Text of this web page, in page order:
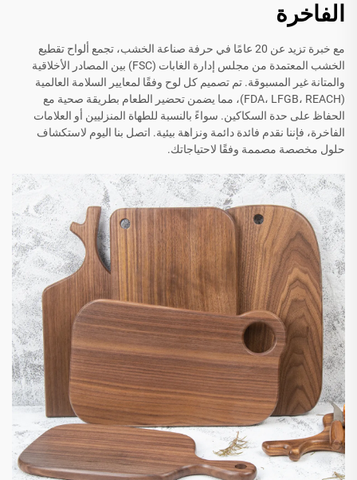
الفاخرة
مع خبرة تزيد عن 20 عامًا في حرفة صناعة الخشب، تجمع ألواح تقطيع
الخشب المعتمدة من مجلس إدارة الغابات (FSC) بين المصادر الأخلاقية
والمتانة غير المسبوقة. تم تصميم كل لوح وفقًا لمعايير السلامة العالمية
(FDA، LFGB، REACH)، مما يضمن تحضير الطعام بطريقة صحية مع
الحفاظ على حدة السكاكين. سواءً بالنسبة للطهاة المنزليين أو العلامات
الفاخرة، فإننا نقدم فائدة دائمة ونزاهة بيئية. اتصل بنا اليوم لاستكشاف
حلول مخصصة مصممة وفقًا لاحتياجاتك.